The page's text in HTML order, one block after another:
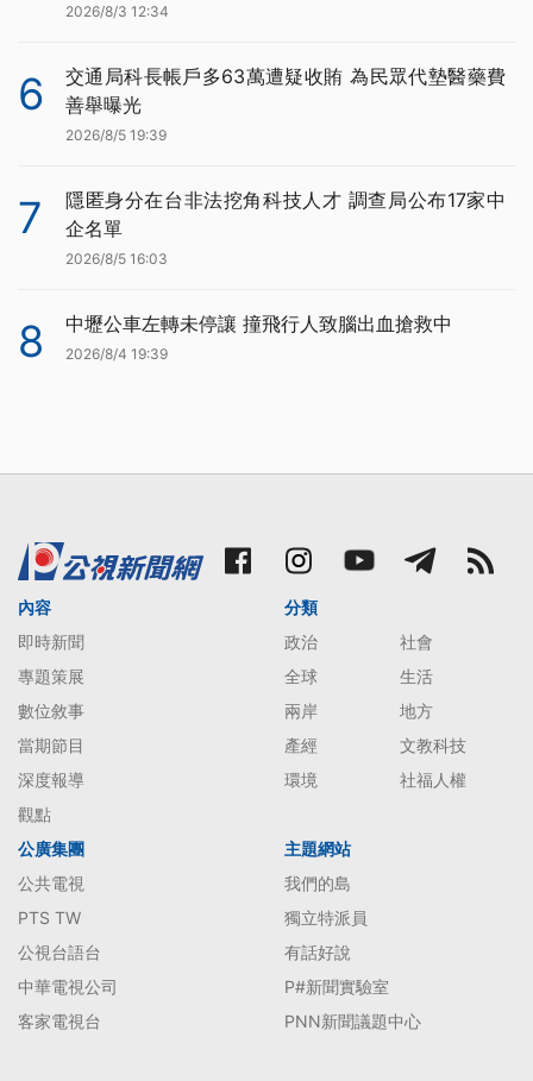
2026/8/3 12:34
6
交通局科長帳戶多63萬遭疑收賄 為民眾代墊醫藥費
善舉曝光
2026/8/5 19:39
7
隱匿身分在台非法挖角科技人才 調查局公布17家中
企名單
2026/8/5 16:03
8 中壢公車左轉未停讓 撞飛行人致腦出血搶救中
2026/8/4 19:39
內容
即時新聞
專題策展
數位敘事
當期節目
深度報導
觀點
分類
政治
社會
全球
生活
兩岸
地方
產經
文教科技
環境
社福人權
公廣集團
公共電視
PTS TW
公視台語台
中華電視公司
客家電視台
主題網站
我們的島
獨立特派員
有話好說
P#新聞實驗室
PNN新聞議題中心